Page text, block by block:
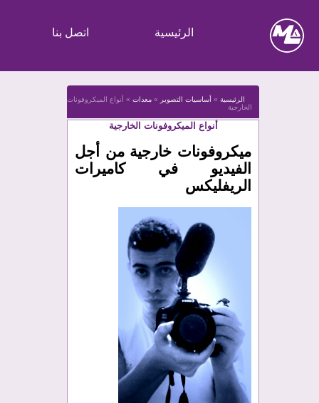
الرئيسية اتصل بنا
الرئيسية » أساسيات التصوير » معدات »
أنواع الميكروفونات
الخارجية
أنواع الميكروفونات الخارجية
ميكروفونات خارجية من أجل
الفيديو في كاميرات
الريفليكس